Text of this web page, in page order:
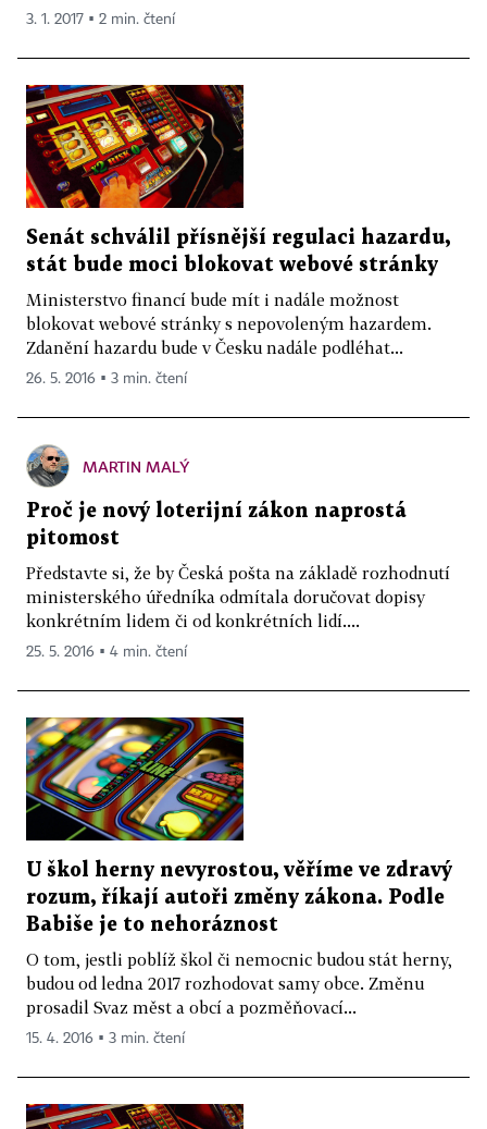
3. 1. 2017 ▪ 2 min. čtení
Senát schválil přísnější regulaci hazardu,
stát bude moci blokovat webové stránky
Ministerstvo financí bude mít i nadále možnost
blokovat webové stránky s nepovoleným hazardem.
Zdanění hazardu bude v Česku nadále podléhat...
26. 5. 2016 ▪ 3 min. čtení
MARTIN MALÝ
Proč je nový loterijní zákon naprostá
pitomost
Představte si, že by Česká pošta na základě rozhodnutí
ministerského úředníka odmítala doručovat dopisy
konkrétním lidem či od konkrétních lidí....
25. 5. 2016 ▪ 4 min. čtení
U škol herny nevyrostou, věříme ve zdravý
rozum, říkají autoři změny zákona. Podle
Babiše je to nehoráznost
O tom, jestli poblíž škol či nemocnic budou stát herny,
budou od ledna 2017 rozhodovat samy obce. Změnu
prosadil Svaz měst a obcí a pozměňovací...
15. 4. 2016 ▪ 3 min. čtení